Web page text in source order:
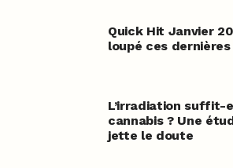
Quick Hit Janvier
loupé ces
L’irradiation suffit-
cannabis ? Une
jette le doute